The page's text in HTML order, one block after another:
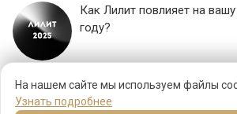
На нашем сайте мы используем файлы
Узнать подробнее
Как Лилит повлияет на
году?
ЕЩЕ...